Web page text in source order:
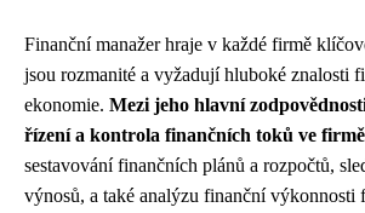
Finanční manažer hraje v každé firmě
jsou rozmanité a vyžadují hluboké znalosti
ekonomie. Mezi jeho hlavní
řízení a kontrola finančních toků ve
sestavování finančních plánů a rozpočtů,
výnosů, a také analýzu finanční výkonnosti